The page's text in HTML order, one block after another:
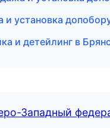
установка
и детейлинг в
Западный